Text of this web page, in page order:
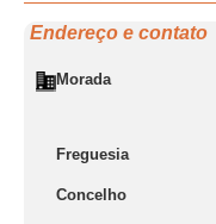
Endereço e contato
Morada
Freguesia
Concelho